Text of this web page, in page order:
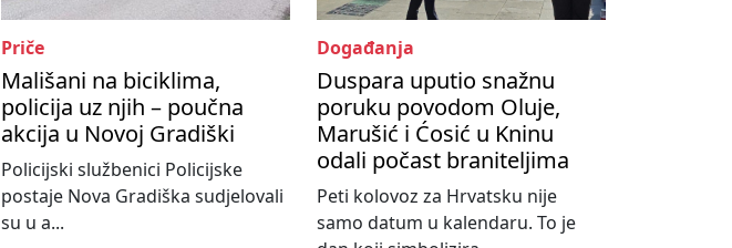
Priče
Mališani na biciklima,
policija uz njih – poučna
akcija u Novoj Gradiški
Policijski službenici Policijske
postaje Nova Gradiška sudjelovali
su u a...
Događanja
Duspara uputio snažnu
poruku povodom Oluje,
Marušić i Ćosić u Kninu
odali počast braniteljima
Peti kolovoz za Hrvatsku nije
samo datum u kalendaru. To je